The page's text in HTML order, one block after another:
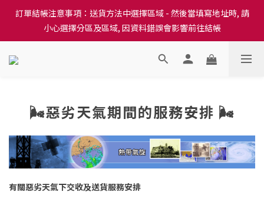
訂單結帳注意事項：送貨方法中選擇區域 - 然後當填寫地址時, 請
小心選擇分區及區域, 因資料錯誤會影響前往結帳
訂單結帳注意事項：送貨方法中選擇區域 - 然後當填寫地址時, 請
小心選擇分區及區域, 因資料錯誤會影響前往結帳
隆重推出本地培育田香雞、金棠雞、粵皇鷄及平原雞等，想食靚雞
小心選擇分區及區域, 因資料錯誤會影響前往結帳
🌬惡劣天氣期間的服務安排 🌬
有關惡劣天氣下交收及送貨服務安排